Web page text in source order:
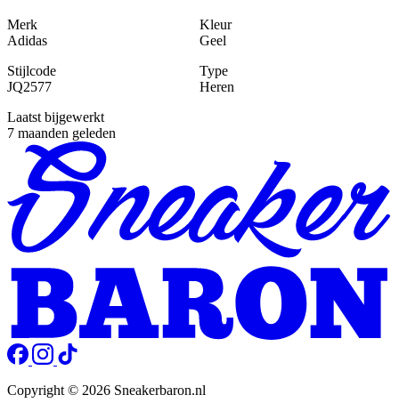
Merk
Adidas
Kleur
Geel
Stijlcode
JQ2577
Type
Heren
Laatst bijgewerkt
7 maanden geleden
Copyright © 2026 Sneakerbaron.nl